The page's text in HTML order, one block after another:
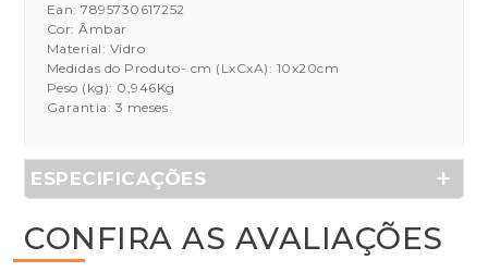
Ean: 7895730617252
Cor: Âmbar
Material: Vidro
Medidas do Produto- cm (LxCxA): 10x20cm
Peso (kg): 0,946Kg
Garantia: 3 meses
ESPECIFICAÇÕES
CONFIRA AS AVALIAÇÕES